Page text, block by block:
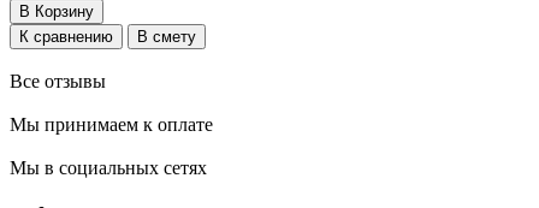
В Корзину
К сравнению
В смету
Все отзывы
Мы принимаем к оплате
Мы в социальных сетях